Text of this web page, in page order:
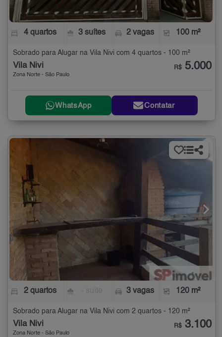
4 quartos 3 suítes 2 vagas 100 m²
Sobrado para Alugar na Vila Nivi com 4 quartos - 100 m²
Vila Nivi
Zona Norte - São Paulo
R$ 5.000
WhatsApp Contatar
2 quartos 3 vagas 120 m²
Sobrado para Alugar na Vila Nivi com 2 quartos - 120 m²
Vila Nivi
Zona Norte - São Paulo
R$ 3.100